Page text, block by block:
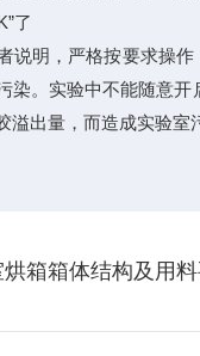
了
，严格按要求操作
染。实验中不能随意
溢出量，而造成实验室
箱箱体结构及用